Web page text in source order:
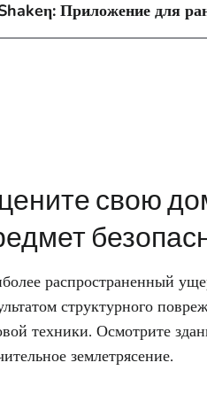
Приложение для
свою
распространенный
структурного
техники. Осмотрите
землетрясение.